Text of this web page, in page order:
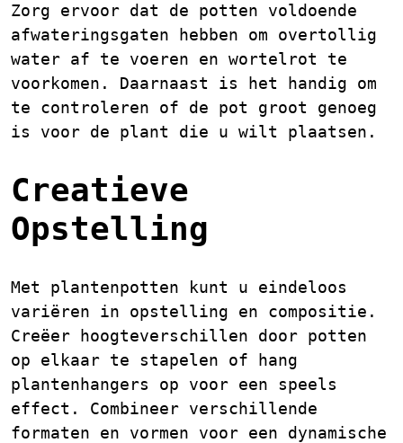
Zorg ervoor dat de potten voldoende
afwateringsgaten hebben om overtollig
water af te voeren en wortelrot te
voorkomen. Daarnaast is het handig om
te controleren of de pot groot genoeg
is voor de plant die u wilt plaatsen.
Creatieve
Opstelling
Met plantenpotten kunt u eindeloos
variëren in opstelling en compositie.
Creëer hoogteverschillen door potten
op elkaar te stapelen of hang
plantenhangers op voor een speels
effect. Combineer verschillende
formaten en vormen voor een dynamische